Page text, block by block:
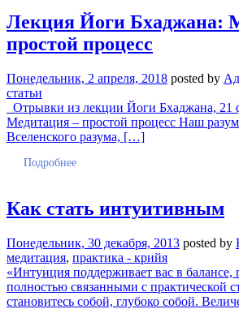
Лекция Йоги Бхаджана:
простой процесс
Понедельник, 2 апреля, 2018 posted by
статьи
Отрывки из лекции Йоги Бхаджана, 21
Медитация – простой процесс Наш разум
Вселенского разума, […]
Подробнее
Как стать интуитивным
Понедельник, 30 декабря, 2013 posted by
медитация, практика - крийя
«Интуиция поддерживает вас в
полностью связанными с практической
становитесь собой, глубоко собой.